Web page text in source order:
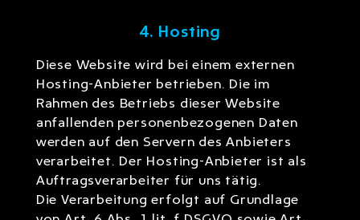
4. Hosting
Diese Website wird bei einem externen
Hosting-Anbieter betrieben. Die im
Rahmen des Betriebs dieser Website
anfallenden personenbezogenen Daten
werden auf den Servern des Anbieters
verarbeitet. Der Hosting-Anbieter ist als
Auftragsverarbeiter für uns tätig.
Die Verarbeitung erfolgt auf Grundlage